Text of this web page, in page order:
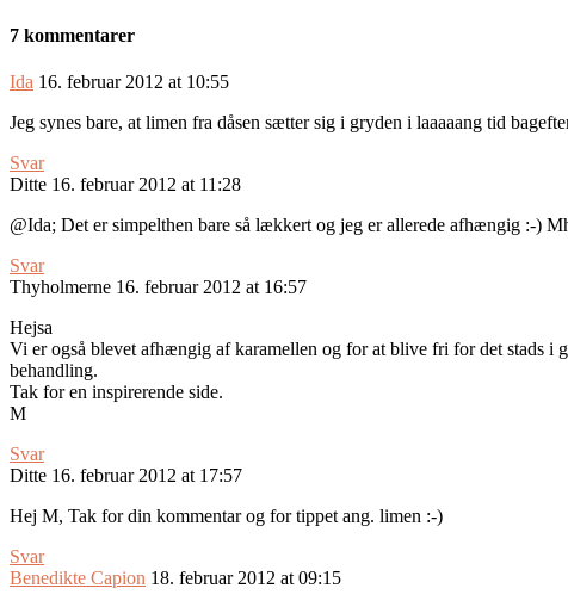
7 kommentarer
Ida 16. februar 2012 at 10:55
Jeg synes bare, at limen fra dåsen sætter sig i gryden i laaaaang tid
Svar
Ditte 16. februar 2012 at 11:28
@Ida; Det er simpelthen bare så lækkert og jeg er allerede afhængig :-)
Svar
Thyholmerne 16. februar 2012 at 16:57
Hejsa
Vi er også blevet afhængig af karamellen og for at blive fri for det stads i
behandling.
Tak for en inspirerende side.
M
Svar
Ditte 16. februar 2012 at 17:57
Hej M, Tak for din kommentar og for tippet ang. limen :-)
Svar
Benedikte Capion 18. februar 2012 at 09:15